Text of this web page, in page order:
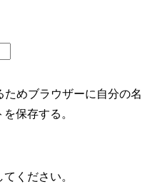
めブラウザーに自分の名
保存する。
ください。